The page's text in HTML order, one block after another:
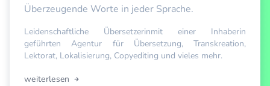
Überzeugende Worte in jeder Sprache.
Leidenschaftliche Übersetzerinmit einer Inhaberin
geführten Agentur für Übersetzung, Transkreation,
Lektorat, Lokalisierung, Copyediting und vieles mehr.
weiterlesen